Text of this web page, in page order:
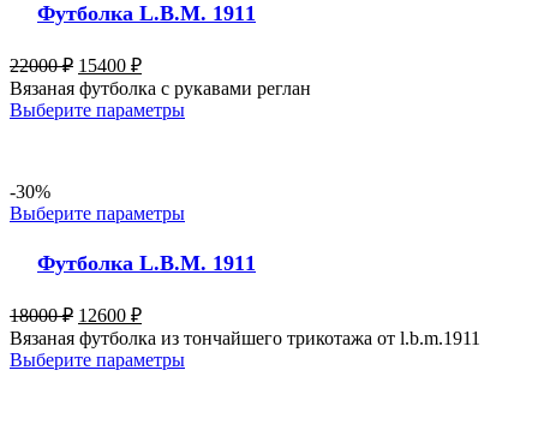
Футболка L.B.M. 1911
22000₽ 15400 ₽
Вязаная футболка с рукавами реглан
Выберите параметры
-30%
Выберите параметры
Футболка L.B.M. 1911
18000₽ 12600 ₽
Вязаная футболка из тончайшего трикотажа от l.b.m.1911
Выберите параметры